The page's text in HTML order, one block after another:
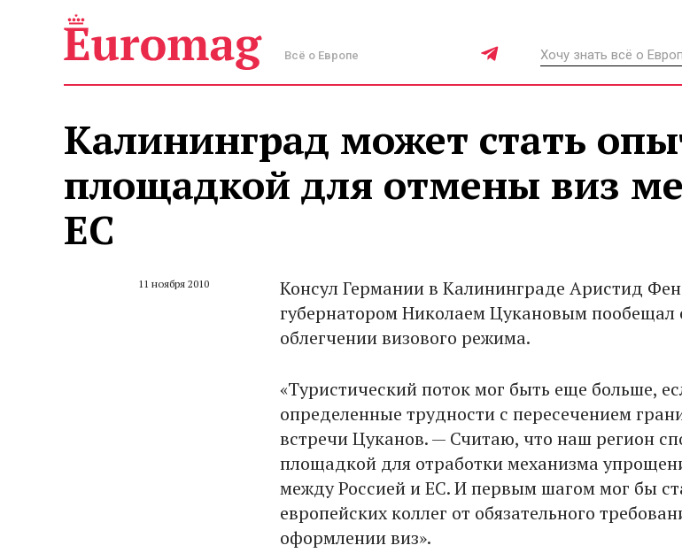
Всё о Европе
Калининград может стать
площадкой для отмены виз
ЕС
11 ноября 2010
Консул Германии в Калининграде Аристид
губернатором Николаем Цукановым пообещал
облегчении визового режима.
«Туристический поток мог быть еще больше,
определенные трудности с пересечением
встречи Цуканов. — Считаю, что наш регион
площадкой для отработки механизма
между Россией и ЕС. И первым шагом мог бы
европейских коллег от обязательного
оформлении виз».